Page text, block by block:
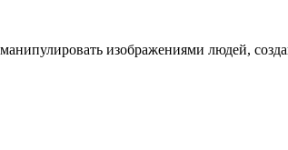
изображениями людей,